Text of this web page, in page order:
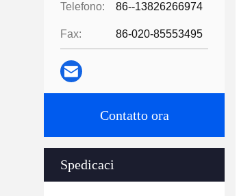
Telefono: 86--13826266974
Fax: 86-020-85553495
Contatto ora
Spedicaci